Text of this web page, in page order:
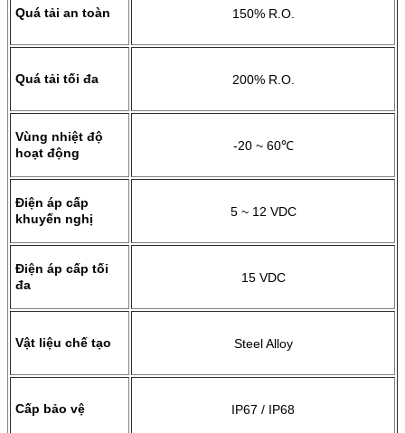
Quá tải an toàn 150% R.O.
Quá tải tối đa 200% R.O.
Vùng nhiệt độ
hoạt động
-20 ~ 60℃
Điện áp cấp
khuyến nghị
5 ~ 12 VDC
Điện áp cấp tối
đa
15 VDC
Vật liệu chế tạo Steel Alloy
Cấp bảo vệ IP67 / IP68